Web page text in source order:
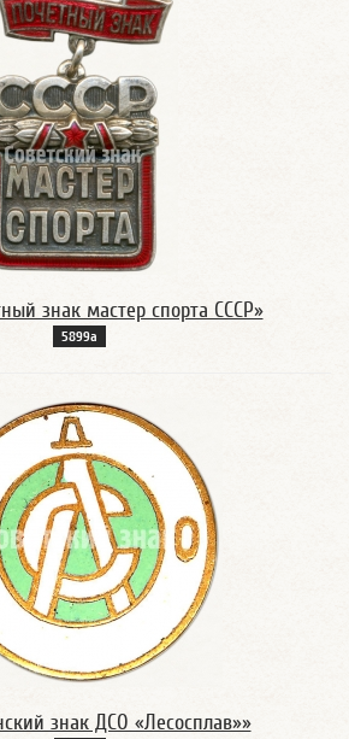
знак мастер спорта СССР»
5899а
знак ДСО «Лесосплав»»